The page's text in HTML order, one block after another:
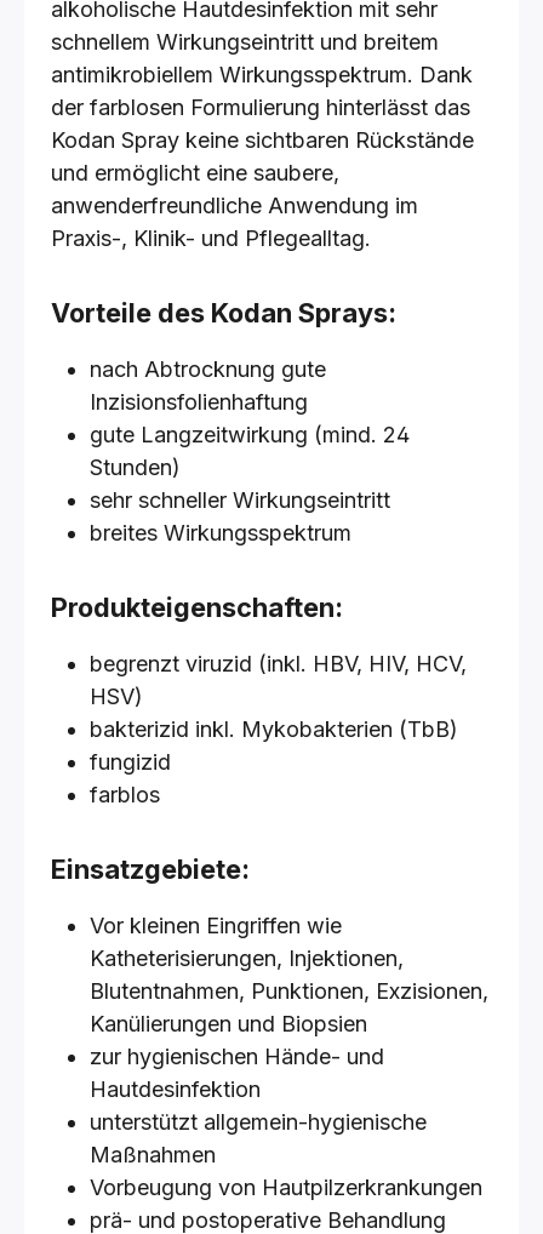
alkoholische Hautdesinfektion mit sehr
schnellem Wirkungseintritt und breitem
antimikrobiellem Wirkungsspektrum. Dank
der farblosen Formulierung hinterlässt das
Kodan Spray keine sichtbaren Rückstände
und ermöglicht eine saubere,
anwenderfreundliche Anwendung im
Praxis-, Klinik- und Pflegealltag.
Vorteile des Kodan Sprays:
nach Abtrocknung gute
Inzisionsfolienhaftung
gute Langzeitwirkung (mind. 24
Stunden)
sehr schneller Wirkungseintritt
breites Wirkungsspektrum
Produkteigenschaften:
begrenzt viruzid (inkl. HBV, HIV, HCV,
HSV)
bakterizid inkl. Mykobakterien (TbB)
fungizid
farblos
Einsatzgebiete:
Vor kleinen Eingriffen wie
Katheterisierungen, Injektionen,
Blutentnahmen, Punktionen, Exzisionen,
Kanülierungen und Biopsien
zur hygienischen Hände- und
Hautdesinfektion
unterstützt allgemein-hygienische
Maßnahmen
Vorbeugung von Hautpilzerkrankungen
prä- und postoperative Behandlung